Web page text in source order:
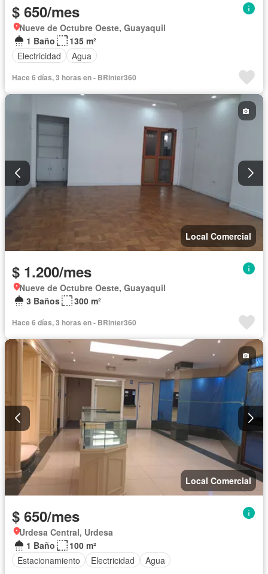
$ 650/mes
Nueve de Octubre Oeste, Guayaquil
1 Baño
135 m²
Electricidad
Agua
Hace 6 días, 3 horas en - BRinter360
Local Comercial
$ 1.200/mes
Nueve de Octubre Oeste, Guayaquil
3 Baños
300 m²
Hace 6 días, 3 horas en - BRinter360
Local Comercial
$ 650/mes
Urdesa Central, Urdesa
1 Baño
100 m²
Estacionamiento
Electricidad Agua